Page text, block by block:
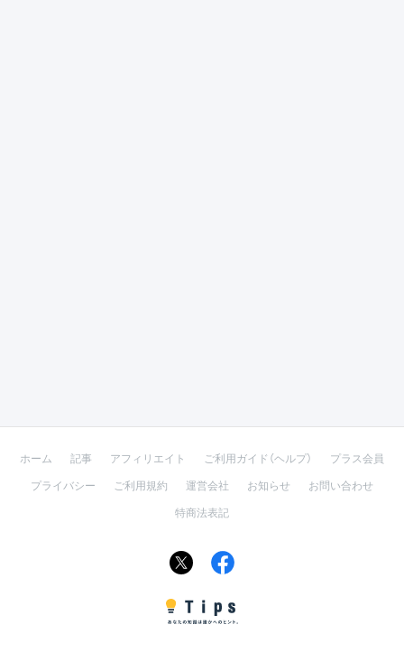
ホーム 記事 アフィリエイト ご利用ガイド（ヘルプ）
プラス会員
プライバシー
ご利用規約 運営会社 お知らせ
お問い合わせ
特商法表記